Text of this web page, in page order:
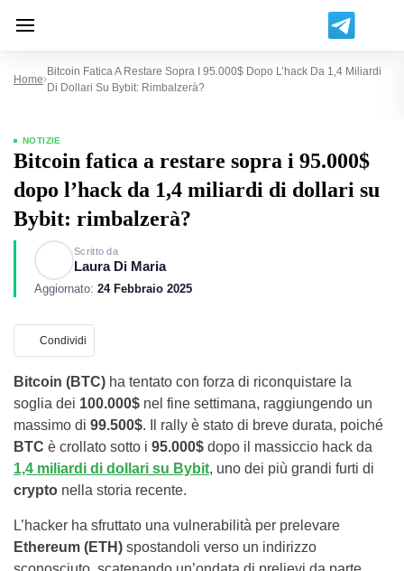
Home
Bitcoin Fatica A Restare Sopra I 95.000$ Dopo L’hack Da 1,4 Miliardi
Di Dollari Su Bybit: Rimbalzerà?
NOTIZIE
Bitcoin fatica a restare sopra i 95.000$
dopo l’hack da 1,4 miliardi di dollari su
Bybit: rimbalzerà?
Scritto da
Laura Di Maria
Aggiornato: 24 Febbraio 2025
Condividi
Bitcoin (BTC) ha tentato con forza di riconquistare la
soglia dei 100.000$ nel fine settimana, raggiungendo un
massimo di 99.500$. Il rally è stato di breve durata, poiché
BTC è crollato sotto i 95.000$ dopo il massiccio hack da
1,4 miliardi di dollari su Bybit, uno dei più grandi furti di
crypto nella storia recente.
L’hacker ha sfruttato una vulnerabilità per prelevare
Ethereum (ETH) spostandoli verso un indirizzo